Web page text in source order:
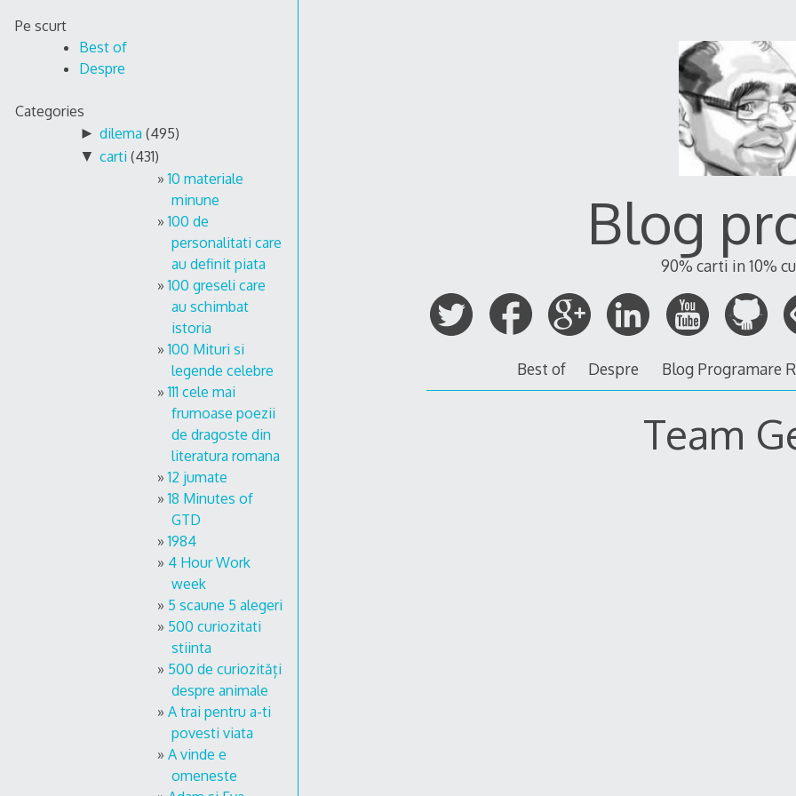
Blog
90% carti in 10%
Best of Despre Blog Programare
Team
Pe scurt
Best of
Despre
Categories
► dilema (495)
▼ carti (431)
10 materiale
minune
100 de
personalitati care
au definit piata
100 greseli care
au schimbat
istoria
100 Mituri si
legende celebre
111 cele mai
frumoase poezii
de dragoste din
literatura romana
12 jumate
18 Minutes of
GTD
1984
4 Hour Work
week
5 scaune 5 alegeri
500 curiozitati
stiinta
500 de curiozități
despre animale
A trai pentru a-ti
povesti viata
A vinde e
omeneste